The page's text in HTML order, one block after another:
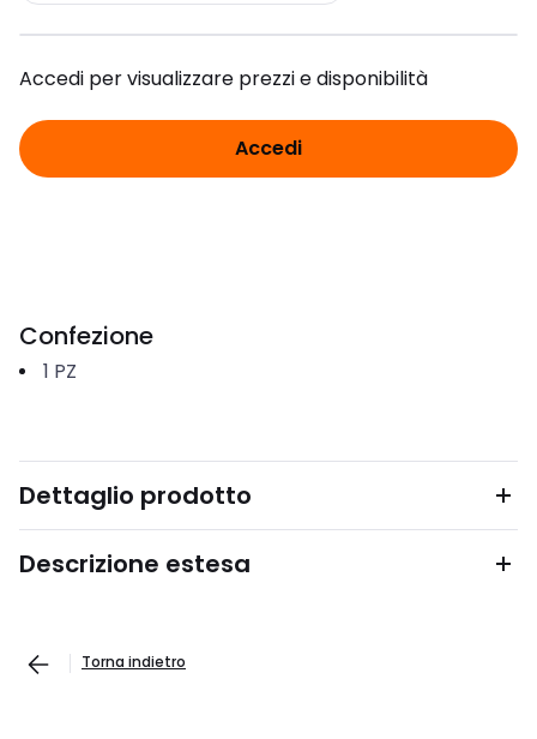
Accedi per visualizzare prezzi e disponibilità
Accedi
Confezione
1 PZ
Dettaglio prodotto
Descrizione estesa
Torna indietro